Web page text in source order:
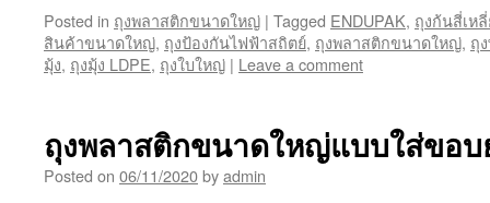
Posted in ถุงพลาสติกขนาดใหญ่ | Tagged ENDUPAK, ถุงก้นสี่เห
สินค้าขนาดใหญ่, ถุงป้องกันไฟฟ้าสถิตย์, ถุงพลาสติกขนาดใหญ่, ถุ
มุ้ง, ถุงมุ้ง LDPE, ถุงใบใหญ่ | Leave a comment
ถุงพลาสติกขนาดใหญ่แบบใส่ขอบ
Posted on 06/11/2020byadmin